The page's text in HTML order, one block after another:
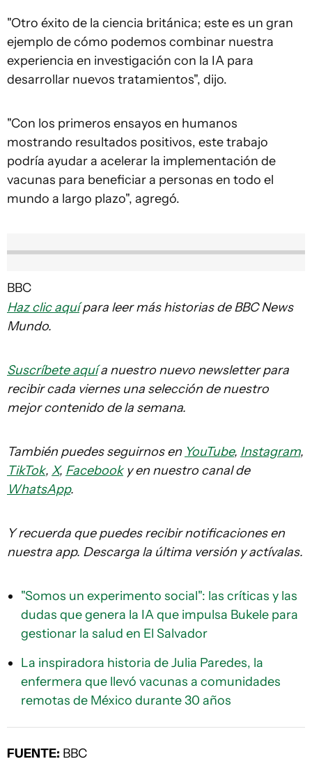
"Otro éxito de la ciencia británica; este es un gran
ejemplo de cómo podemos combinar nuestra
experiencia en investigación con la IA para
desarrollar nuevos tratamientos", dijo.
"Con los primeros ensayos en humanos
mostrando resultados positivos, este trabajo
podría ayudar a acelerar la implementación de
vacunas para beneficiar a personas en todo el
mundo a largo plazo", agregó.
BBC
Haz clic aquípara leer más historias de BBC News
Mundo.
Suscríbete aquía nuestro nuevo newsletter para
recibir cada viernes una selección de nuestro
mejor contenido de la semana.
También puedes seguirnos en YouTube, Instagram,
TikTok, X, Facebooky en nuestro canal de
WhatsApp.
Y recuerda que puedes recibir notificaciones en
nuestra app. Descarga la última versión y actívalas.
"Somos un experimento social": las críticas y las
dudas que genera la IA que impulsa Bukele para
gestionar la salud en El Salvador
La inspiradora historia de Julia Paredes, la
enfermera que llevó vacunas a comunidades
remotas de México durante 30 años
FUENTE: BBC